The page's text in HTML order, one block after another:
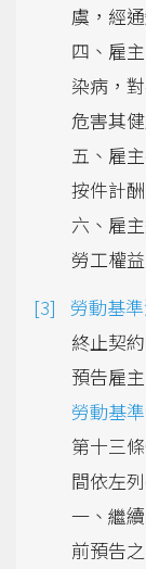
虞，經
四、雇
染病，
危害其
五、雇
按件計
六、雇
勞工權益
勞動基
終止契
預告雇主
勞動基
第十三
間依左
一、繼
前預告之